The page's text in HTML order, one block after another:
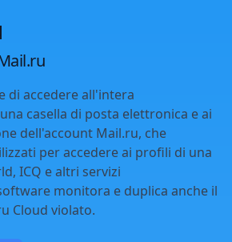
di accedere all'intera
casella di posta elettronica e ai
dell'account Mail.ru, che
per accedere ai profili di una
ICQ e altri servizi
monitora e duplica anche il
Cloud violato.